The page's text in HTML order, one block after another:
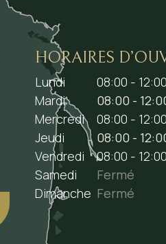
HORAIRES
Lundi
08:00 - 12:00
Mardi
08:00 -
Mercredi
08:00 - 12:00
Jeudi
08:00 -
Vendredi
08:00 - 12:00
Samedi
Fermé
Dimanche Fermé